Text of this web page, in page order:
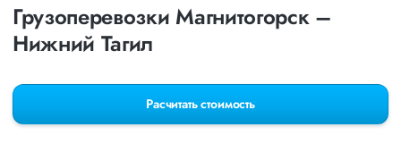
Грузоперевозки Магнитогорск –
Нижний Тагил
Расчитать стоимость